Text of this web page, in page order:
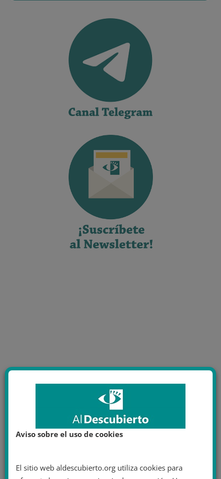
Aviso sobre el uso de cookies
El sitio web aldescubierto.org utiliza cookies para